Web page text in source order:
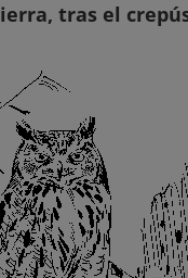
tras el